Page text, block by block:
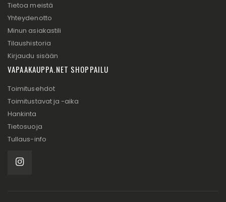
Tietoa meistä
Yhteydenotto
Minun asiakastili
Tilaushistoria
Kirjaudu sisään
VAPAAKAUPPA.NET SHOPPAILU
Toimitusehdot
Toimitustavat ja -aika
Hankinta
Tietosuoja
Tullaus-info